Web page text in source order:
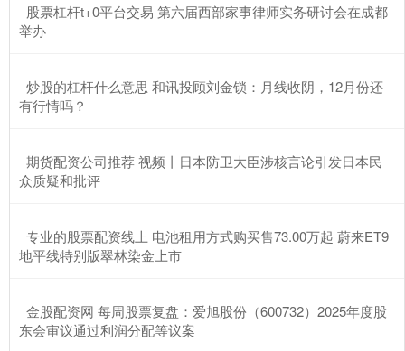
​股票杠杆t+0平台交易 第六届西部家事律师实务研讨会在成都
举办
​炒股的杠杆什么意思 和讯投顾刘金锁：月线收阴，12月份还
有行情吗？
​期货配资公司推荐 视频丨日本防卫大臣涉核言论引发日本民
众质疑和批评
​专业的股票配资线上 电池租用方式购买售73.00万起 蔚来ET9
地平线特别版翠林染金上市
​金股配资网 每周股票复盘：爱旭股份（600732）2025年度股
东会审议通过利润分配等议案